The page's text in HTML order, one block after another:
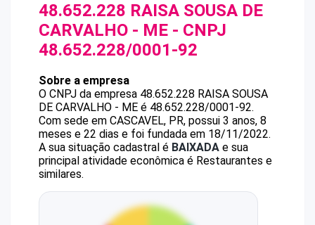
48.652.228 RAISA SOUSA DE
CARVALHO - ME - CNPJ
48.652.228/0001-92
Sobre a empresa
O CNPJ da empresa 48.652.228 RAISA SOUSA
DE CARVALHO - ME é 48.652.228/0001-92.
Com sede em CASCAVEL, PR, possui 3 anos, 8
meses e 22 dias e foi fundada em 18/11/2022.
A sua situação cadastral é BAIXADA e sua
principal atividade econômica é Restaurantes e
similares.